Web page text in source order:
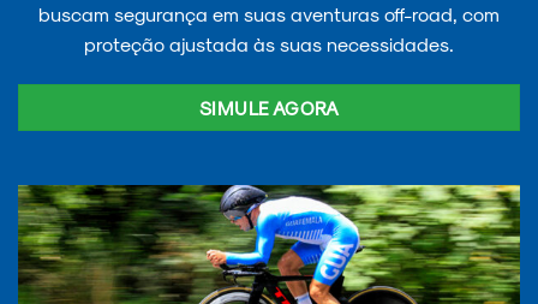
buscam segurança em suas aventuras off-road, com
proteção ajustada às suas necessidades.
SIMULE AGORA